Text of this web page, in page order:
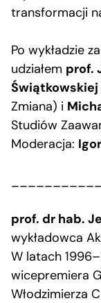
transformacji
Po wykładzie
udziałem prof.
Świątkowskiej
Zmiana) i
Studiów
Moderacja:
prof. dr hab.
wykładowca
W latach
wicepremiera
Włodzimierza